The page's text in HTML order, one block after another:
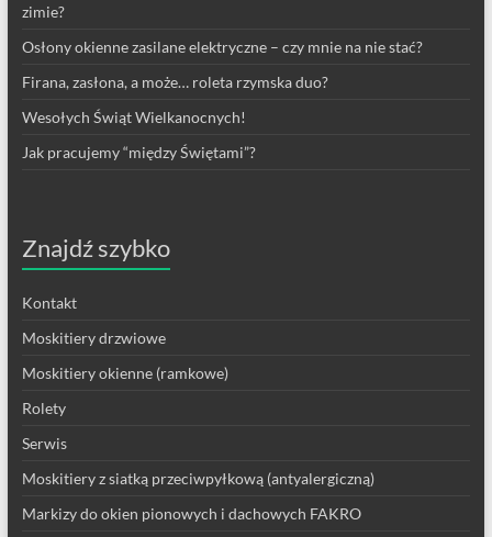
zimie?
Osłony okienne zasilane elektryczne – czy mnie na nie stać?
Firana, zasłona, a może… roleta rzymska duo?
Wesołych Świąt Wielkanocnych!
Jak pracujemy “między Świętami”?
Znajdź szybko
Kontakt
Moskitiery drzwiowe
Moskitiery okienne (ramkowe)
Rolety
Serwis
Moskitiery z siatką przeciwpyłkową (antyalergiczną)
Markizy do okien pionowych i dachowych FAKRO